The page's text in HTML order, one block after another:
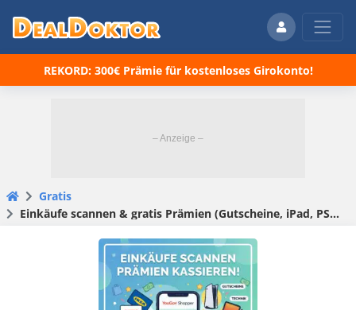
REKORD: 300€ Prämie für kostenloses Girokonto!
Gratis
Einkäufe scannen & gratis Prämien (Gutscheine, iPad, PS5) abstauben bei YouGov Shopper